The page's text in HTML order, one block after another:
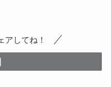
アしてね！